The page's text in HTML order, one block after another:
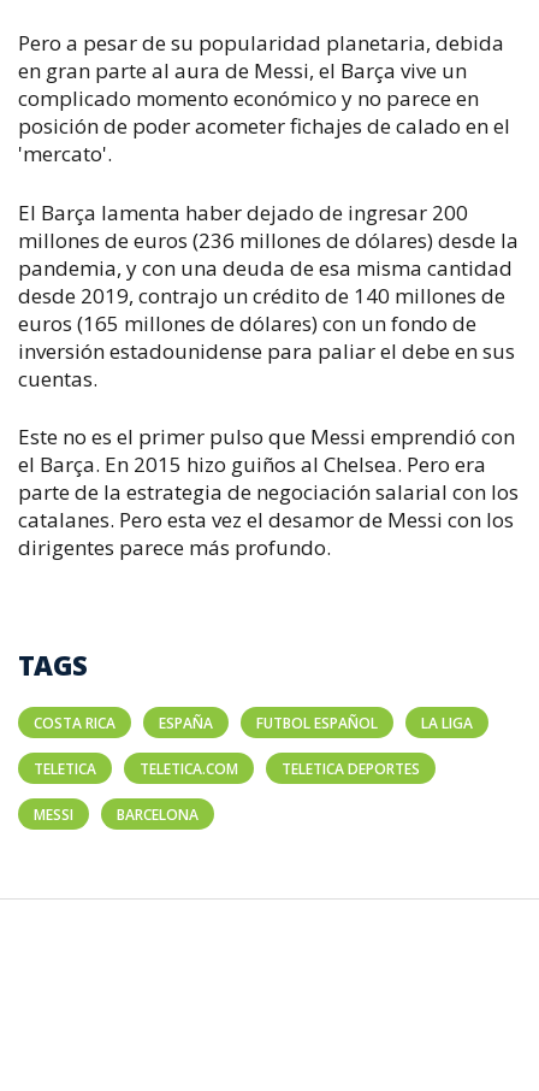
Pero a pesar de su popularidad planetaria, debida
en gran parte al aura de Messi, el Barça vive un
complicado momento económico y no parece en
posición de poder acometer fichajes de calado en el
'mercato'.
El Barça lamenta haber dejado de ingresar 200
millones de euros (236 millones de dólares) desde la
pandemia, y con una deuda de esa misma cantidad
desde 2019, contrajo un crédito de 140 millones de
euros (165 millones de dólares) con un fondo de
inversión estadounidense para paliar el debe en sus
cuentas.
Este no es el primer pulso que Messi emprendió con
el Barça. En 2015 hizo guiños al Chelsea. Pero era
parte de la estrategia de negociación salarial con los
catalanes. Pero esta vez el desamor de Messi con los
dirigentes parece más profundo.
TAGS
COSTA RICA ESPAÑA FUTBOL ESPAÑOL LA LIGA
TELETICA TELETICA.COM TELETICA DEPORTES
MESSI BARCELONA